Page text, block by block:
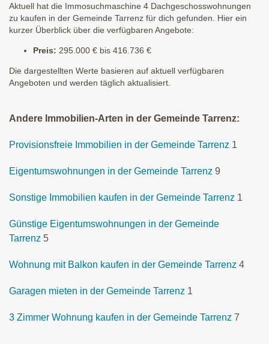
Aktuell hat die Immosuchmaschine 4 Dachgeschosswohnungen
zu kaufen in der Gemeinde Tarrenz für dich gefunden. Hier ein
kurzer Überblick über die verfügbaren Angebote:
Preis: 295.000 € bis 416.736 €
Die dargestellten Werte basieren auf aktuell verfügbaren
Angeboten und werden täglich aktualisiert.
Andere Immobilien-Arten in der Gemeinde Tarrenz:
Provisionsfreie Immobilien in der Gemeinde Tarrenz 1
Eigentumswohnungen in der Gemeinde Tarrenz 9
Sonstige Immobilien kaufen in der Gemeinde Tarrenz 1
Günstige Eigentumswohnungen in der Gemeinde
Tarrenz 5
Wohnung mit Balkon kaufen in der Gemeinde Tarrenz 4
Garagen mieten in der Gemeinde Tarrenz 1
3 Zimmer Wohnung kaufen in der Gemeinde Tarrenz 7